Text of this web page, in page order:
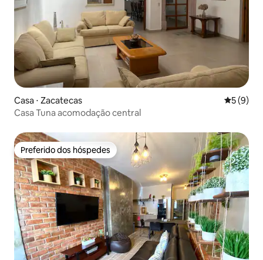
Casa ⋅ Zacatecas 5 de
5 (9)
Casa Tuna acomodação central
Preferido dos hóspedes
Preferido dos hóspedes